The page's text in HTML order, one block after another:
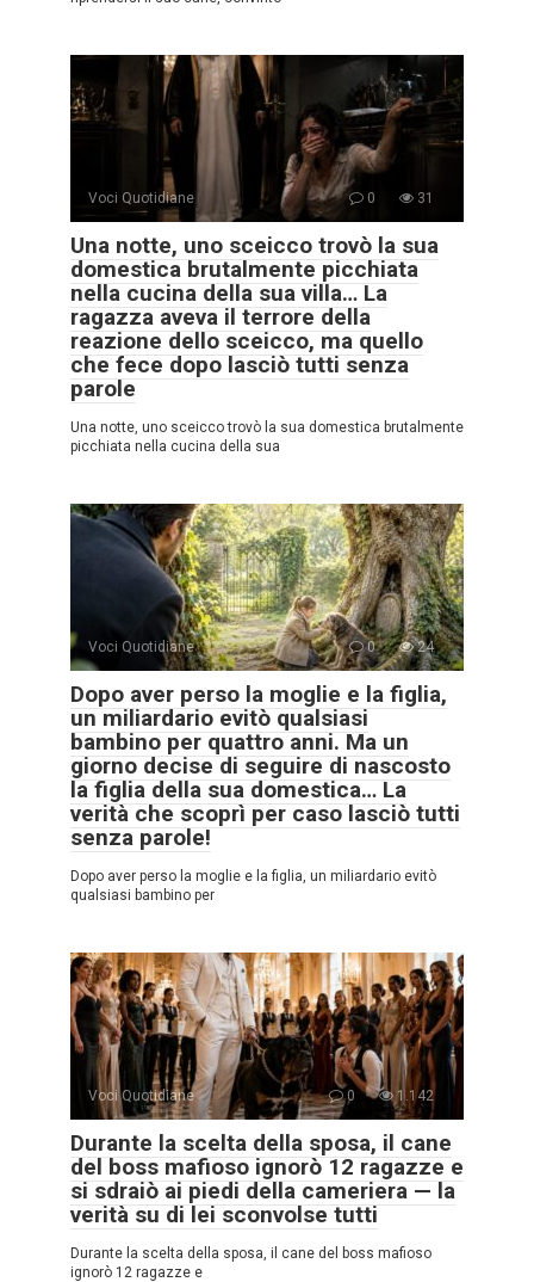
Voci Quotidiane 0 31
Una notte, uno sceicco trovò la sua
domestica brutalmente picchiata
nella cucina della sua villa… La
ragazza aveva il terrore della
reazione dello sceicco, ma quello
che fece dopo lasciò tutti senza
parole
Una notte, uno sceicco trovò la sua domestica brutalmente
picchiata nella cucina della sua
Voci Quotidiane 0 24
Dopo aver perso la moglie e la figlia,
un miliardario evitò qualsiasi
bambino per quattro anni. Ma un
giorno decise di seguire di nascosto
la figlia della sua domestica… La
verità che scoprì per caso lasciò tutti
senza parole!
Dopo aver perso la moglie e la figlia, un miliardario evitò
qualsiasi bambino per
Voci Quotidiane 0 1.142
Durante la scelta della sposa, il cane
del boss mafioso ignorò 12 ragazze e
si sdraiò ai piedi della cameriera — la
verità su di lei sconvolse tutti
Durante la scelta della sposa, il cane del boss mafioso
ignorò 12 ragazze e